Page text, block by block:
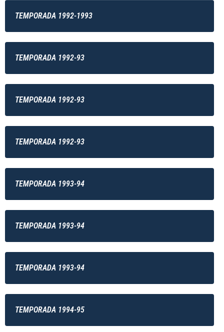
TEMPORADA 1992-1993
TEMPORADA 1992-93
TEMPORADA 1992-93
TEMPORADA 1992-93
TEMPORADA 1993-94
TEMPORADA 1993-94
TEMPORADA 1993-94
TEMPORADA 1994-95